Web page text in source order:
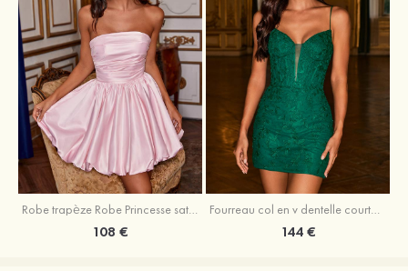
Robe trapèze Robe Princesse satin sans manches courte/mini robe de fête de la rentrée
108 €
Fourreau col en v dentelle courte/mini robe de fête de la rentré avec perles
144 €